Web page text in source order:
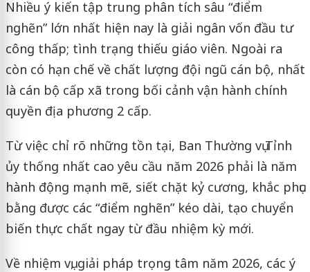
Nhiều ý kiến tập trung phân tích sâu “điểm
nghẽn” lớn nhất hiện nay là giải ngân vốn đầu tư
công thấp; tình trạng thiếu giáo viên. Ngoài ra
còn có hạn chế về chất lượng đội ngũ cán bộ, nhất
là cán bộ cấp xã trong bối cảnh vận hành chính
quyền địa phương 2 cấp.
Từ việc chỉ rõ những tồn tại, Ban Thường vụ Tỉnh
ủy thống nhất cao yêu cầu năm 2026 phải là năm
hành động mạnh mẽ, siết chặt kỷ cương, khắc phục
bằng được các “điểm nghẽn” kéo dài, tạo chuyển
biến thực chất ngay từ đầu nhiệm kỳ mới.
Về nhiệm vụ, giải pháp trọng tâm năm 2026, các ý